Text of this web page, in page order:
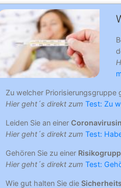
Zu welcher Priorisierungsgruppe
Hier geht´s direkt zum Test: Zu
Leiden Sie an einer
Hier geht´s direkt zum Test:
Gehören Sie zu einer
Hier geht´s direkt zum Test:
Wie gut halten Sie die